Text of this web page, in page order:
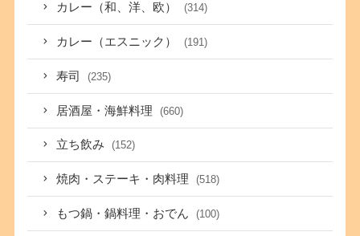
カレー（和、洋、欧） (314)
カレー（エスニック） (191)
寿司 (235)
居酒屋・海鮮料理 (660)
立ち飲み (152)
焼肉・ステーキ・肉料理 (518)
もつ鍋・鍋料理・おでん (100)